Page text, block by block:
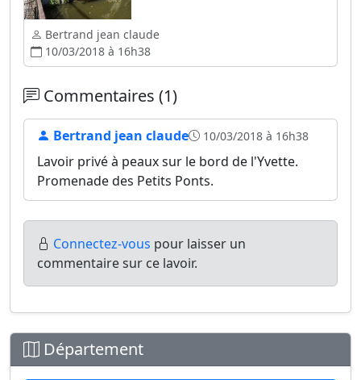
Bertrand jean claude
10/03/2018 à 16h38
Commentaires (1)
Bertrand jean claude 10/03/2018 à 16h38
Lavoir privé à peaux sur le bord de l'Yvette.
Promenade des Petits Ponts.
Connectez-vous pour laisser un
commentaire sur ce lavoir.
Département